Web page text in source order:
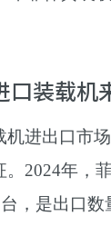
口装载机
机进出口市
。2024年，
，是出口数